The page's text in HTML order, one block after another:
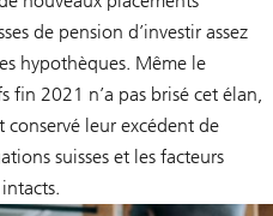
de pension d’investir assez
hypothèques. Même le
fin 2021 n’a pas brisé cet élan,
conservé leur excédent de
suisses et les facteurs